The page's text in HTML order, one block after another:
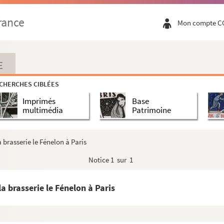
Mon compte
CIBLÉES
Imprimés
multimédia
Base
Patrimoine
le Fénelon à Paris
Notice 1 sur 1
brasserie le Fénelon à Paris
archevêque-duc de Cambray
travaux autour